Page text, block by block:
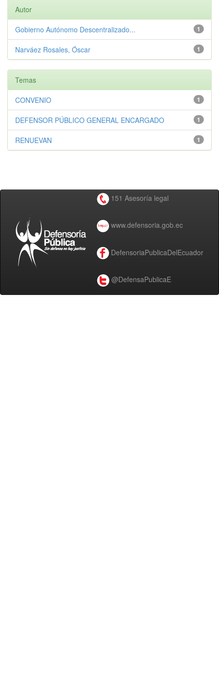
Autor
1
Gobierno Autónomo Descentralizado...
1
Narváez Rosales, Óscar
Temas
1
CONVENIO
1
DEFENSOR PÚBLICO GENERAL ENCARGADO
1
RENUEVAN
151 Asesoría legal
www.defensoria.gob.ec
DefensoriaPublicaDelEcuador
@DefensaPublicaE